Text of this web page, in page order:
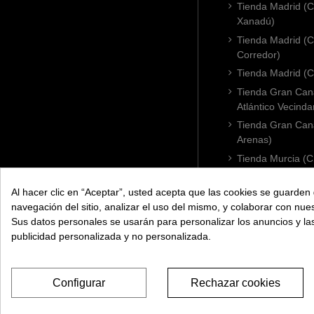
Tienda Madrid
Xanadú)
Tienda Madrid
Corredor)
Tienda Madrid
Tienda Gran
Atlántico
Tienda Gran
Arenas)
Tienda Murcia
Tienda Badajoz
Tienda Cádiz
Tienda Córdoba
Al hacer clic en “Aceptar”, usted acepta que las cookies se
navegación del sitio, analizar el uso del mismo, y colaborar con
Sus datos personales se usarán para personalizar los anuncios y
publicidad personalizada y no personalizada.
Rechazar cookies
Configurar